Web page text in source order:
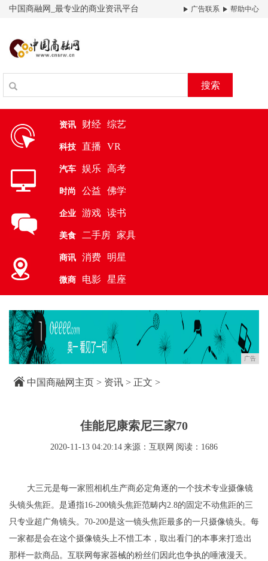
中国商融网_最专业的商业资讯平台 广告联系 帮助中心
搜索
资讯 财经 综艺
科技 直播 VR
汽车 娱乐 高考
时尚 公益 佛学
企业 游戏 读书
美食 二手房 家具
商讯 消费 明星
微商 电影 星座
广告
中国商融网主页 > 资讯 > 正文 >
佳能尼康索尼三家70
2020-11-13 04:20:14 来源：互联网 阅读：1686
大三元是每一家照相机生产商必定角逐的一个技术专业摄像镜
头镜头焦距。是通指16-200镜头焦距范畴内2.8的固定不动焦距的三
只专业超广角镜头。70-200是这一镜头焦距最多的一只摄像镜头。每
一家都是会在这个摄像镜头上不惜工本，取出看门的本事来打造出
那样一款商品。互联网每家器械的粉丝们因此也争执的唾液漫天。